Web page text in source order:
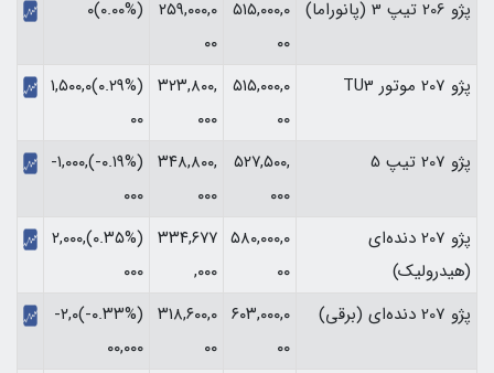
پژو 206 تیپ 3 (پانوراما)
۵۱۵,۰۰۰,۰
۰۰
۲۵۹,۰۰۰,۰
۰۰
(۰.۰۰%)۰
پژو 207 موتور TU3
۵۱۵,۰۰۰,۰
۰۰
۳۲۳,۸۰۰,
۰۰۰
(‎۰.۲۹%‏)‎۱,۵۰۰,۰
۰۰‏
پژو 207 تیپ 5
۵۲۷,۵۰۰,
۰۰۰
۳۴۸,۸۰۰,
۰۰۰
(‎-۰.۱۹%‏)‎-۱,۰۰۰,
۰۰۰‏
پژو 207 دنده‌ای
(هیدرولیک)
۵۸۰,۰۰۰,۰
۰۰
۳۳۴,۶۷۷
,۰۰۰
(‎۰.۳۵%‏)‎۲,۰۰۰,
۰۰۰‏
پژو 207 دنده‌ای (برقی)
۶۰۳,۰۰۰,۰
۰۰
۳۱۸,۶۰۰,۰
۰۰
(‎-۰.۳۳%‏)‎-۲,۰
۰۰,۰۰۰‏